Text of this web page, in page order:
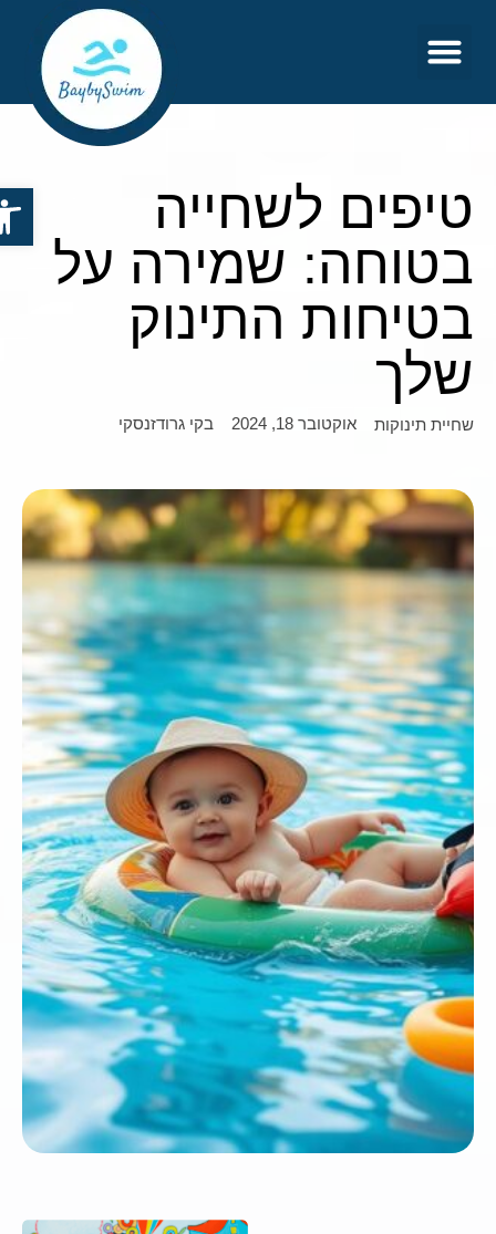
טיפים לשחייה
בטוחה: שמירה על
בטיחות התינוק
שלך
שחיית תינוקות אוקטובר 18, 2024 בקי גרודזנסקי
פתח